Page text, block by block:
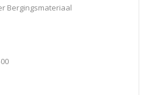
Bergingsmateriaal